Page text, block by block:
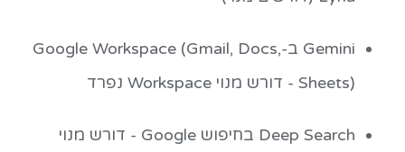
Gemini ב-Google Workspace (Gmail, Docs,
Sheets) - דורש מנוי Workspace נפרד
Deep Search בחיפוש Google - דורש מנוי